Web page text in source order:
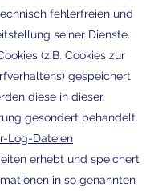
fehlerfreien und
seiner Dienste.
(z.B. Cookies zur
gespeichert
diese in dieser
gesondert behandelt.
Log-Dateien
erhebt und speichert
in so genannten